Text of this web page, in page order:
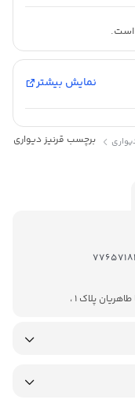
برچسب
دیواری
سانتی
را می‌شود روی
کنید. هستند استفاده
است.
نمایش بیشتر
برچسب قرنیز دیواری10سانتی25متری کد:158
پلاک 1 ،